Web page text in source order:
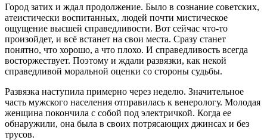
Город затих и ждал продолжение. Было в сознание советских,
атеистически воспитанных, людей почти мистическое
ощущение высшей справедливости. Вот сейчас что-то
произойдет, и всё встанет на свои места. Сразу станет
понятно, что хорошо, а что плохо. И справедливость всегда
восторжествует. Поэтому и ждали развязки, как некой
справедливой моральной оценки со стороны судьбы.
Развязка наступила примерно через неделю. Значительное
часть мужского населения отправилась к венерологу. Молодая
женщина покончила с собой под электричкой. Когда ее
обнаружили, она была в своих потрясающих джинсах и без
трусов.